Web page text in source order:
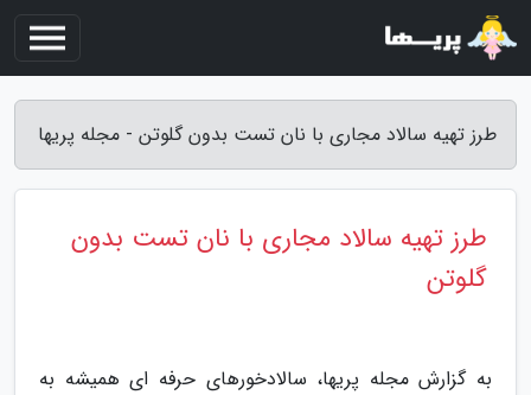
طرز تهیه سالاد مجاری با نان تست بدون گلوتن - مجله پریها
طرز تهیه سالاد مجاری با نان تست بدون
گلوتن
به گزارش مجله پریها، سالادخورهای حرفه ای همیشه به